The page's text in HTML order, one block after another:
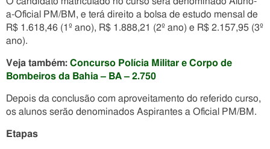
a-Oficial PM/BM, e terá direito a bolsa de estudo mensal de
R$ 1.618,46 (1º ano), R$ 1.888,21 (2º ano) e R$ 2.157,95 (3º
ano).
Veja também: Concurso Polícia Militar e Corpo de
Bombeiros da Bahia – BA – 2.750
Depois da conclusão com aproveitamento do referido curso,
os alunos serão denominados Aspirantes a Oficial PM/BM.
Etapas